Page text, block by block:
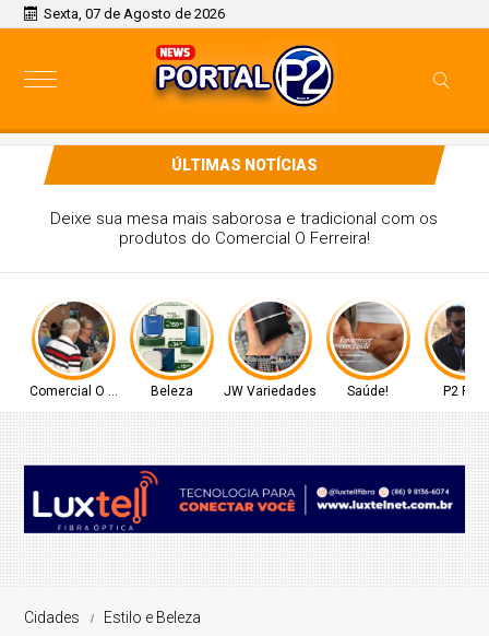
Sexta, 07 de Agosto de 2026
ÚLTIMAS NOTÍCIAS
Deixe sua mesa mais saborosa e tradicional com os
produtos do Comercial O Ferreira!
Comercial O FerreiraBeleza JW Variedades Saúde! P2 Play!
Cidades Estilo e Beleza